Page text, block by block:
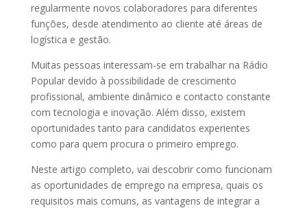
regularmente novos colaboradores para diferentes
funções, desde atendimento ao cliente até áreas de
logística e gestão.
Muitas pessoas interessam-se em trabalhar na Rádio
Popular devido à possibilidade de crescimento
profissional, ambiente dinâmico e contacto constante
com tecnologia e inovação. Além disso, existem
oportunidades tanto para candidatos experientes
como para quem procura o primeiro emprego.
Neste artigo completo, vai descobrir como funcionam
as oportunidades de emprego na empresa, quais os
requisitos mais comuns, as vantagens de integrar a